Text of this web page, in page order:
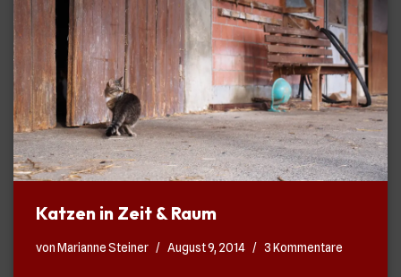
Katzen in Zeit & Raum
vonMarianne Steiner August 9, 2014 3 Kommentare